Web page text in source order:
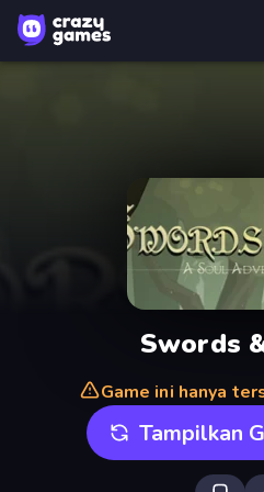
Swords
Game ini hanya
Tampilkan